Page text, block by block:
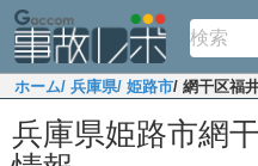
ホーム/ 兵庫県/ 姫路市/ 網干区福
兵庫県姫路市網